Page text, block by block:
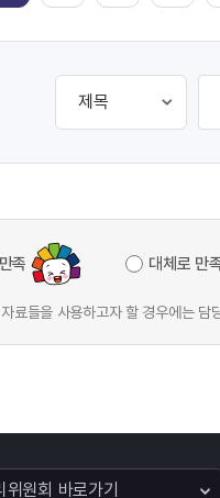
만족 대체로 만
료들을 사용하고자 할 경우에는
위원회 바로가기